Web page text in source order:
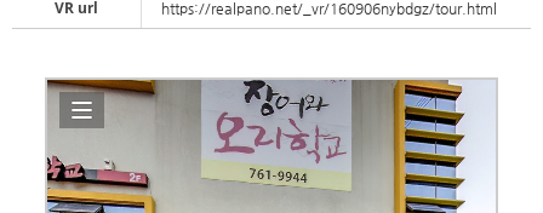
VR url
https://realpano.net/_vr/160906nybdgz/tour.html
Sketchbook5, 스케치북5
Sketchbook5, 스케치북5